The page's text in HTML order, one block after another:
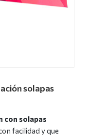
solapas
con solapas
facilidad y que